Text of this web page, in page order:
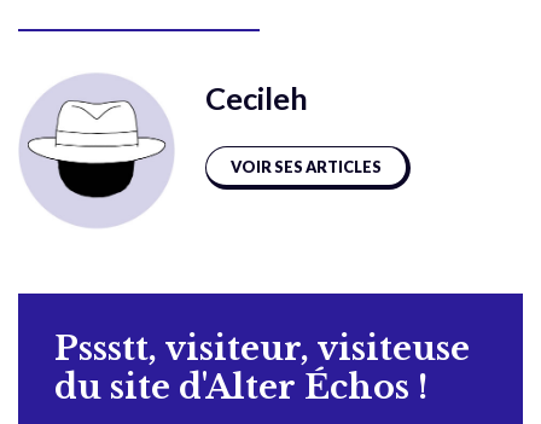
Cecileh
VOIR SES ARTICLES
Pssstt, visiteur, visiteuse
du site d'Alter Échos !